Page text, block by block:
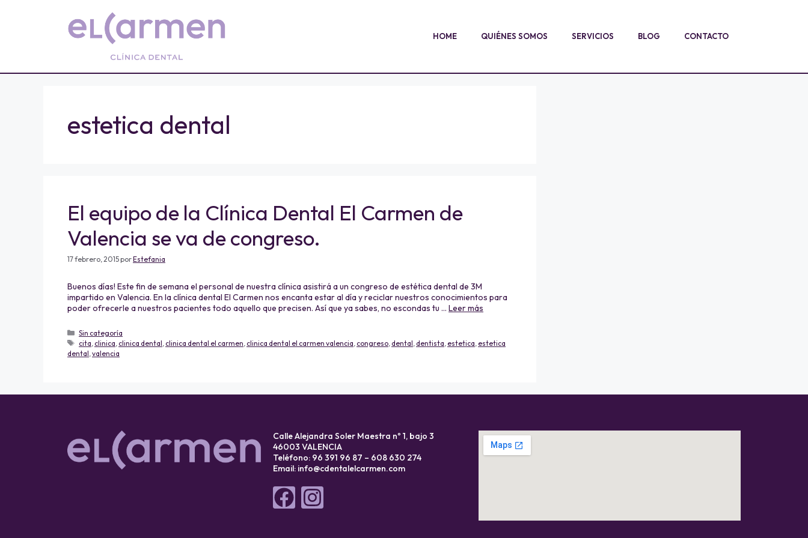
HOME QUIÉNES SOMOS SERVICIOS BLOG CONTACTO
estetica dental
El equipo de la Clínica Dental El Carmen de
Valencia se va de congreso.
17 febrero, 2015porEstefania
Buenos días! Este fin de semana el personal de nuestra clínica asistirá a un congreso de estética dental de 3M
impartido en Valencia. En la clínica dental El Carmen nos encanta estar al día y reciclar nuestros conocimientos para
poder ofrecerle a nuestros pacientes todo aquello que precisen. Así que ya sabes, no escondas tu … Leer más
Sin categoría
cita clinica clinica dental clinica dental el carmen clinica dental el carmen valencia congreso dental dentista estetica estetica
dental valencia
Calle Alejandra Soler Maestra nº 1, bajo 3
46003 VALENCIA
Teléfono: 96 391 96 87 – 608 630 274
Email: info@cdentalelcarmen.com